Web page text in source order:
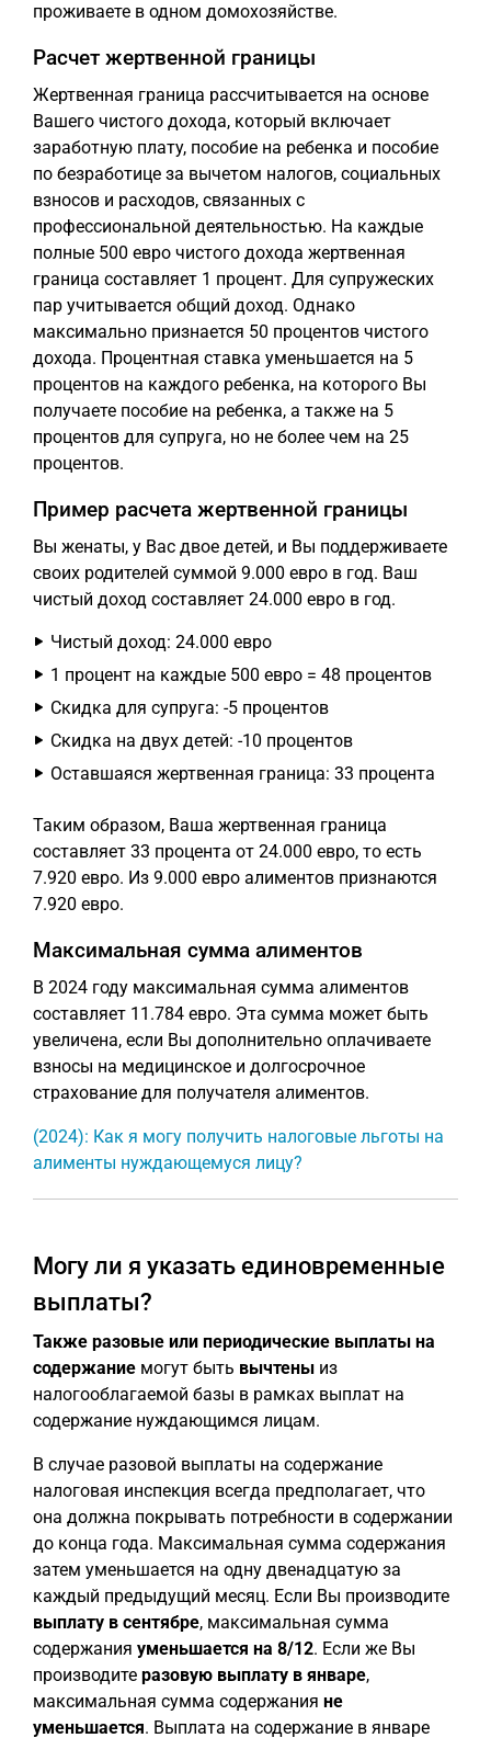
проживаете в одном домохозяйстве.
Расчет жертвенной границы
Жертвенная граница рассчитывается на основе
Вашего чистого дохода, который включает
заработную плату, пособие на ребенка и пособие
по безработице за вычетом налогов, социальных
взносов и расходов, связанных с
профессиональной деятельностью. На каждые
полные 500 евро чистого дохода жертвенная
граница составляет 1 процент. Для супружеских
пар учитывается общий доход. Однако
максимально признается 50 процентов чистого
дохода. Процентная ставка уменьшается на 5
процентов на каждого ребенка, на которого Вы
получаете пособие на ребенка, а также на 5
процентов для супруга, но не более чем на 25
процентов.
Пример расчета жертвенной границы
Вы женаты, у Вас двое детей, и Вы поддерживаете
своих родителей суммой 9.000 евро в год. Ваш
чистый доход составляет 24.000 евро в год.
Чистый доход: 24.000 евро
1 процент на каждые 500 евро = 48 процентов
Скидка для супруга: -5 процентов
Скидка на двух детей: -10 процентов
Оставшаяся жертвенная граница: 33 процента
Таким образом, Ваша жертвенная граница
составляет 33 процента от 24.000 евро, то есть
7.920 евро. Из 9.000 евро алиментов признаются
7.920 евро.
Максимальная сумма алиментов
В 2024 году максимальная сумма алиментов
составляет 11.784 евро. Эта сумма может быть
увеличена, если Вы дополнительно оплачиваете
взносы на медицинское и долгосрочное
страхование для получателя алиментов.
(2024): Как я могу получить налоговые льготы на
алименты нуждающемуся лицу?
Могу ли я указать единовременные
выплаты?
Также разовые или периодические выплаты на
содержание могут быть вычтены из
налогооблагаемой базы в рамках выплат на
содержание нуждающимся лицам.
В случае разовой выплаты на содержание
налоговая инспекция всегда предполагает, что
она должна покрывать потребности в содержании
до конца года. Максимальная сумма содержания
затем уменьшается на одну двенадцатую за
каждый предыдущий месяц. Если Вы производите
выплату в сентябре, максимальная сумма
содержания уменьшается на 8/12. Если же Вы
производите разовую выплату в январе,
максимальная сумма содержания не
уменьшается. Выплата на содержание в январе